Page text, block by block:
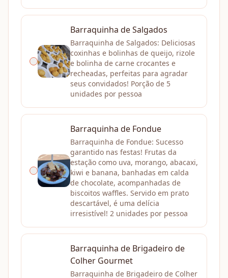
Barraquinha de Salgados
Barraquinha de Salgados: Deliciosas
coxinhas e bolinhas de queijo, rizole
e bolinha de carne crocantes e
recheadas, perfeitas para agradar
seus convidados! Porção de 5
unidades por pessoa
Barraquinha de Fondue
Barraquinha de Fondue: Sucesso
garantido nas festas! Frutas da
estação como uva, morango, abacaxi,
kiwi e banana, banhadas em calda
de chocolate, acompanhadas de
biscoitos waffles. Servido em prato
descartável, é uma delícia
irresistível! 2 unidades por pessoa
Barraquinha de Brigadeiro de
Colher Gourmet
Barraquinha de Brigadeiro de Colher